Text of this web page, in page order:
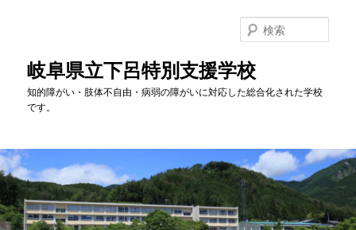
岐阜県立下呂特別支援学校
知的障がい・肢体不自由・病弱の障がいに対応した総合化された学校
です。
索